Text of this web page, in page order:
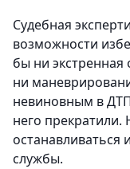
Судебная
возможности
бы ни экстренная
ни
невиновным в
него
останавливаться
службы.